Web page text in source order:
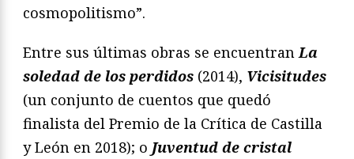
cosmopolitismo”.
Entre sus últimas obras se encuentranLa
soledad de los perdidos (2014), Vicisitudes
(un conjunto de cuentos que quedó
finalista del Premio de la Crítica de Castilla
y León en 2018); o Juventud de cristal